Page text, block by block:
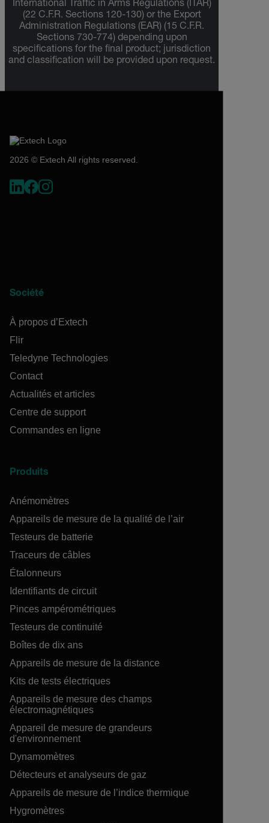
International Traffic in Arms Regulations (ITAR)
(22 C.F.R. Sections 120-130) or the Export
Administration Regulations (EAR) (15 C.F.R.
Sections 730-774) depending upon
specifications for the final product; jurisdiction
and classification will be provided upon request.
2026 © Extech All rights reserved.
Société
À propos d’Extech
Flir
Teledyne Technologies
Contact
Actualités et articles
Centre de support
Commandes en ligne
Produits
Anémomètres
Appareils de mesure de la qualité de l’air
Testeurs de batterie
Traceurs de câbles
Étalonneurs
Identifiants de circuit
Pinces ampérométriques
Testeurs de continuité
Boîtes de dix ans
Appareils de mesure de la distance
Kits de tests électriques
Appareils de mesure des champs
électromagnétiques
Appareil de mesure de grandeurs
d'environnement
Dynamomètres
Détecteurs et analyseurs de gaz
Appareils de mesure de l’indice thermique
Hygromètres